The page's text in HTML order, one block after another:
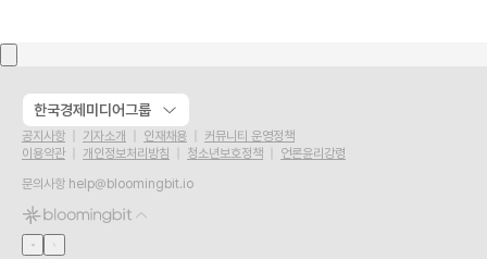
한국경제미디어그룹
공지사항 기자소개 인재채용
커뮤니티 운영정책
이용약관
개인정보처리방침 청소년보호정책
언론윤리강령
문의사항 help@bloomingbit.io